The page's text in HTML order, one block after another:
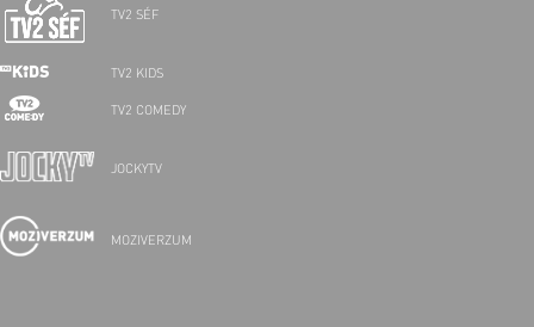
TV2 SÉF
TV2 KIDS
TV2 COMEDY
JOCKYTV
MOZIVERZUM